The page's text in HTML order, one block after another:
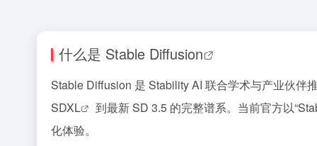
什么是 Stable Diffusion
Stable Diffusion 是 Stability AI 联合学术与产业伙伴
SDXL
到最新 SD 3.5 的完整谱系。当前官方以
化体验。